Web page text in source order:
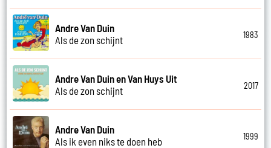
Andre Van Duin
Als de zon schijnt
1983
Andre Van Duin en Van Huys Uit
Als de zon schijnt
2017
Andre Van Duin
Als ik even niks te doen heb
1999